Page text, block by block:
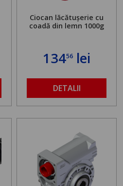
Ciocan lăcătușerie cu
coadă din lemn 1000g
13456 lei
DETALII